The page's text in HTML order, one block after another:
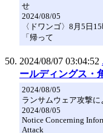
せ
2024/08/05
〈ドワンゴ〉8月5日
「帰って
2024/08/07 03:04:52
ールディングス・
2024/08/05
ランサムウェア攻撃
2024/08/05
Notice Concerning
Attack